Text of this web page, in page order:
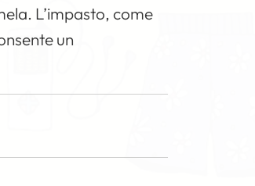
L’impasto, come
un